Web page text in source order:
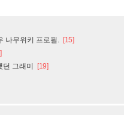
나무위키 프로필. [15]
던 그래미 [19]